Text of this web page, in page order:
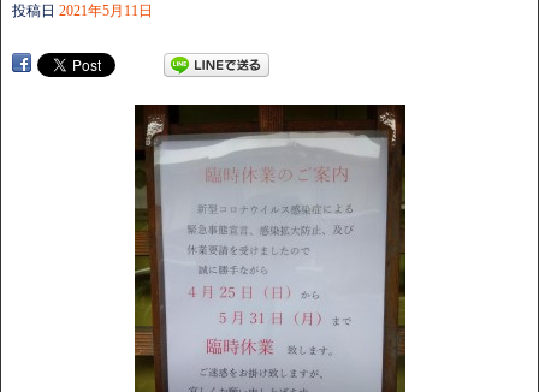
投稿日 2021年5月11日